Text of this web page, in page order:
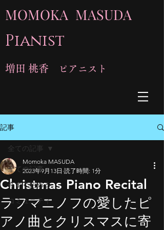
MOMOKA MASUDA
Pianist
増田 桃香 ピアニスト
記事
全ての記事
今すぐ始める
コミュニティ
全ての記事
Christmas Piano Recital
ラフマニノフの愛したピ
アノ曲とクリスマスに寄
Momoka MASUDA
2023年9月13日 読了時間: 1分